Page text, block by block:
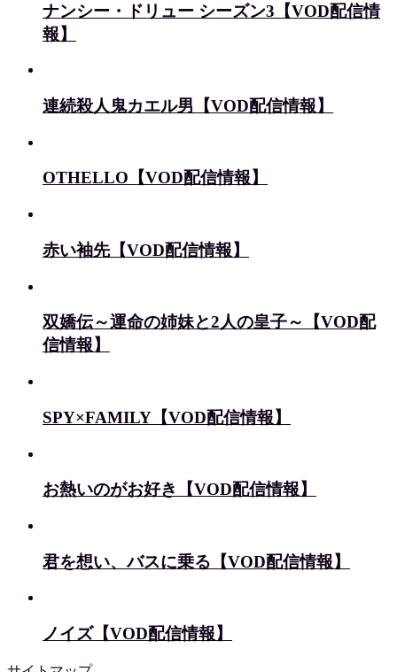
ナンシー・ドリュー シーズン3【VOD配信情
報】
連続殺人鬼カエル男【VOD配信情報】
OTHELLO【VOD配信情報】
赤い袖先【VOD配信情報】
双嬌伝～運命の姉妹と2人の皇子～【VOD配
信情報】
SPY×FAMILY【VOD配信情報】
お熱いのがお好き【VOD配信情報】
君を想い、バスに乗る【VOD配信情報】
ノイズ【VOD配信情報】